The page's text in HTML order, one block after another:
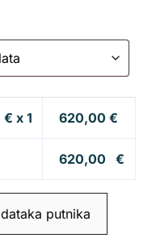
€ x 1 620,00 €
620,00 €
putnika